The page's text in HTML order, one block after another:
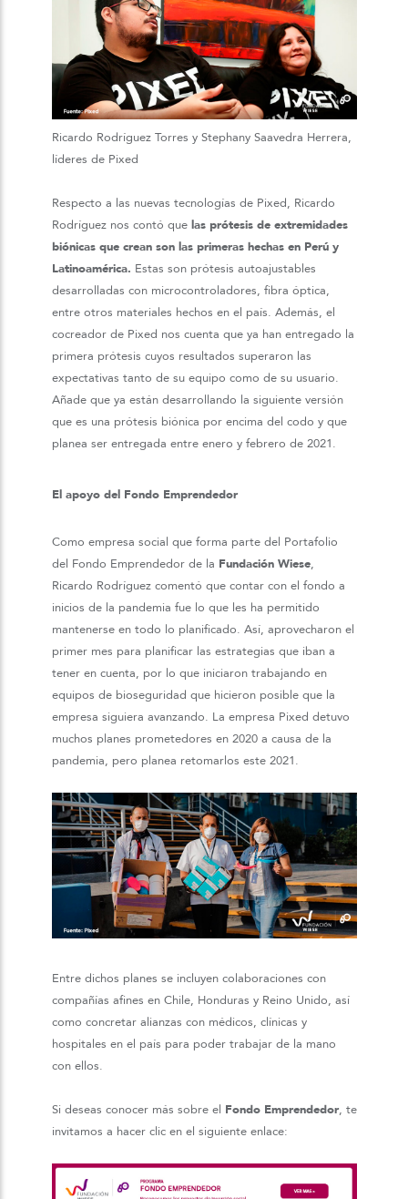
Ricardo Rodríguez Torres y Stephany Saavedra Herrera,
líderes de Pixed
Respecto a las nuevas tecnologías de Pixed, Ricardo
Rodríguez nos contó que las prótesis de extremidades
biónicas que crean son las primeras hechas en Perú y
Latinoamérica. Estas son prótesis autoajustables
desarrolladas con microcontroladores, fibra óptica,
entre otros materiales hechos en el país. Además, el
cocreador de Pixed nos cuenta que ya han entregado la
primera prótesis cuyos resultados superaron las
expectativas tanto de su equipo como de su usuario.
Añade que ya están desarrollando la siguiente versión
que es una prótesis biónica por encima del codo y que
planea ser entregada entre enero y febrero de 2021.
El apoyo del Fondo Emprendedor
Como empresa social que forma parte del Portafolio
del Fondo Emprendedor de la Fundación Wiese,
Ricardo Rodríguez comentó que contar con el fondo a
inicios de la pandemia fue lo que les ha permitido
mantenerse en todo lo planificado. Así, aprovecharon el
primer mes para planificar las estrategias que iban a
tener en cuenta, por lo que iniciaron trabajando en
equipos de bioseguridad que hicieron posible que la
empresa siguiera avanzando. La empresa Pixed detuvo
muchos planes prometedores en 2020 a causa de la
pandemia, pero planea retomarlos este 2021.
Entre dichos planes se incluyen colaboraciones con
compañías afines en Chile, Honduras y Reino Unido, así
como concretar alianzas con médicos, clínicas y
hospitales en el país para poder trabajar de la mano
con ellos.
Si deseas conocer más sobre el Fondo Emprendedor, te
invitamos a hacer clic en el siguiente enlace: